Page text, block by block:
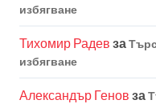
избягване
Тихомир Радев за
избягване
Александър Генов за